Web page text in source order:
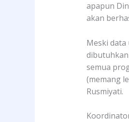
apapun
akan
Meski
semua
(memang
Rusmiyati.